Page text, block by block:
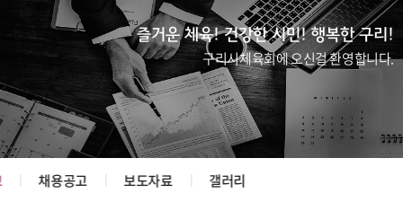
즐거운 체육! 건강한 시민! 행복한 구리!
구리시체육회에 오신걸 환영합니다.
채용공고 보도자료 갤러리